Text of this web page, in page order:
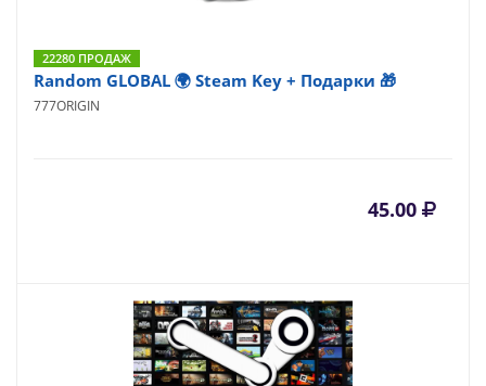
22280 ПРОДАЖ
Random GLOBAL 🌍 Steam Key + Подарки 🎁
777ORIGIN
45.00